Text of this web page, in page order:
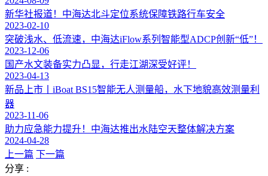
新华社报道！中海达北斗定位系统保障铁路行车安全
2023-02-10
突破浅水、低流速，中海达iFlow系列智能型ADCP创新“低”！
2023-12-06
国产水文装备实力凸显，行走江湖深受好评！
2023-04-13
新品上市丨iBoat BS15智能无人测量船，水下地貌高效测量利
器
2023-11-06
助力应急能力提升！中海达推出水陆空天整体解决方案
2024-04-28
上一篇 下一篇
分享 :